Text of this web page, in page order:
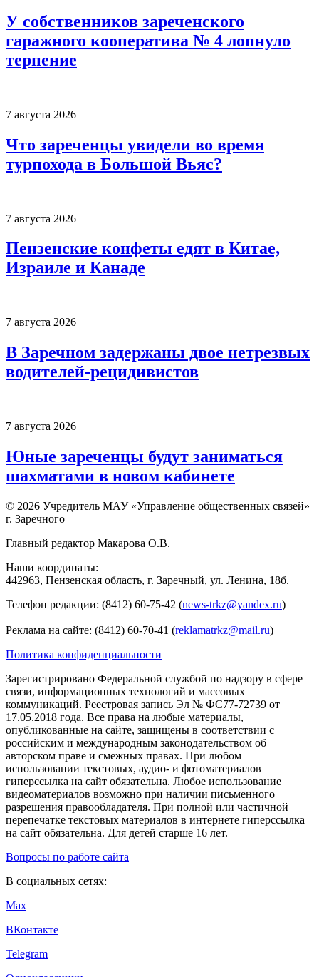
У собственников зареченского
гаражного кооператива № 4 лопнуло
терпение
7 августа 2026
Что зареченцы увидели во время
турпохода в Большой Вьяс?
7 августа 2026
Пензенские конфеты едят в Китае,
Израиле и Канаде
7 августа 2026
В Заречном задержаны двое нетрезвых
водителей-рецидивистов
7 августа 2026
Юные зареченцы будут заниматься
шахматами в новом кабинете
© 2026 Учредитель МАУ «Управление общественных связей»
г. Заречного
Главный редактор Макарова О.В.
Наши координаты:
442963, Пензенская область, г. Заречный, ул. Ленина, 18б.
Телефон редакции: (8412) 60-75-42 (news-trkz@yandex.ru)
Реклама на сайте: (8412) 60-70-41 (reklamatrkz@mail.ru)
Политика конфиденциальности
Зарегистрировано Федеральной службой по надзору в сфере
связи, информационных технологий и массовых
коммуникаций. Реестровая запись Эл № ФС77-72739 от
17.05.2018 года. Все права на любые материалы,
опубликованные на сайте, защищены в соответствии с
российским и международным законодательством об
авторском праве и смежных правах. При любом
использовании текстовых, аудио- и фотоматериалов
гиперссылка на сайт обязательна. Любое использование
видеоматериалов возможно при наличии письменного
разрешения правообладателя. При полной или частичной
перепечатке текстовых материалов в интернете гиперссылка
на сайт обязательна. Для детей старше 16 лет.
Вопросы по работе сайта
В социальных сетях:
Max
ВКонтакте
Telegram